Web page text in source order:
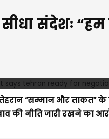
सीधा संदेशः
“सम्मान और ताकत” के
की नीति जारी रखने का